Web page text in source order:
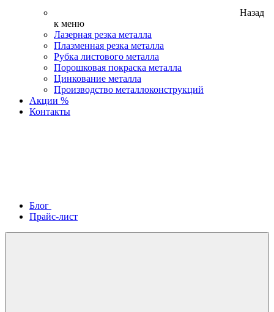
Назад
к меню
Лазерная резка металла
Плазменная резка металла
Рубка листового металла
Порошковая покраска металла
Цинкование металла
Производство металлоконструкций
Акции %
Контакты
Блог
Прайс-лист